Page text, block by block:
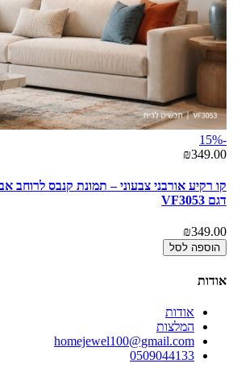
-15%
₪349.00
קו רקיע אורבני צבעוני – תמונת קנבס לרוחב
דגם VF3053
₪349.00
הוספה לסל
אודות
אודות
המלצות
homejewel100@gmail.com
0509044133